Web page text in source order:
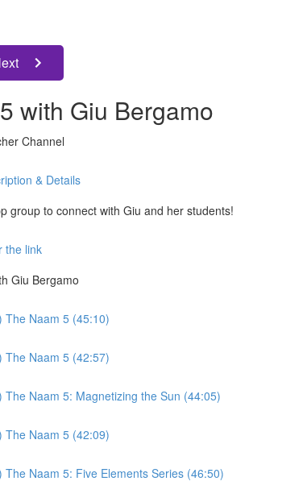
with Giu Bergamo
Channel
& Details
group to connect with Giu and her students!
the link
Giu Bergamo
The Naam 5 (45:10)
The Naam 5 (42:57)
The Naam 5: Magnetizing the Sun (44:05)
The Naam 5 (42:09)
The Naam 5: Five Elements Series (46:50)